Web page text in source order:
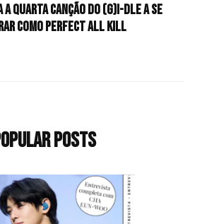
quarta canção do (G)I-DLE a se
como Perfect All Kill
Posts